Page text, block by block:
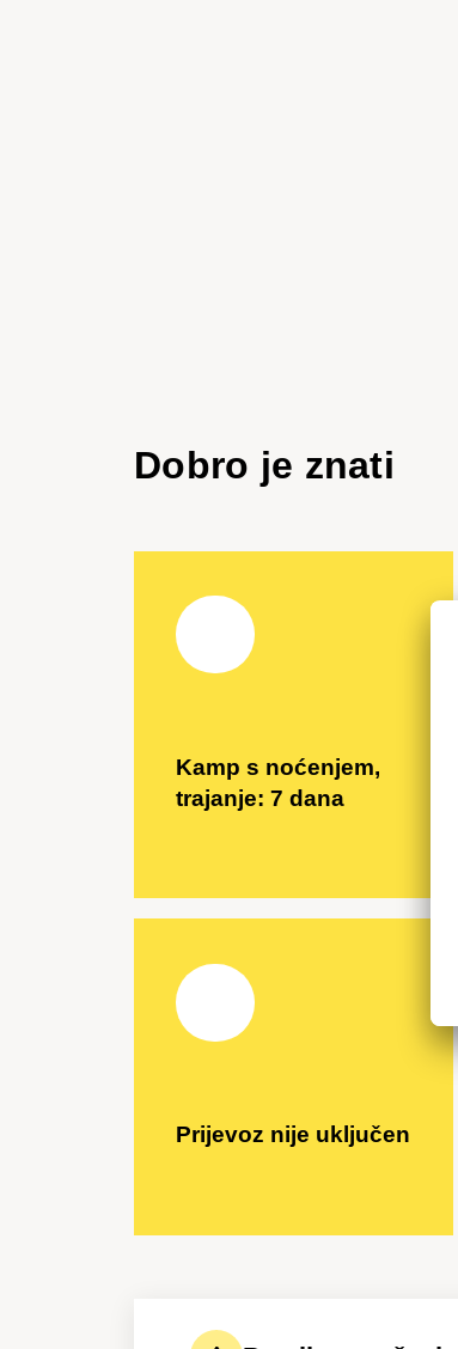
Dobro je znati
Kamp s noćenjem,
trajanje: 7 dana
Prijevoz nije uključen